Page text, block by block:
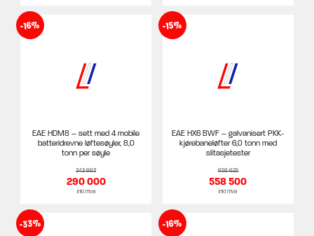
-16%
EAE HDM8 – sett med 4 mobile
batteridrevne løftesøyler, 8,0
tonn per søyle
343 663
290 000
inkl mva
-15%
EAE HX6 BWF – galvanisert PKK-
kjørebaneløfter 6,0 tonn med
slitasjetester
658 625
558 500
inkl mva
-33% -16%